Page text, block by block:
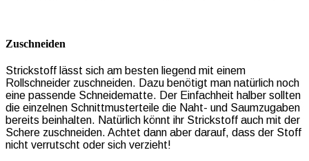
Zuschneiden
Strickstoff lässt sich am besten liegend mit einem
Rollschneider zuschneiden. Dazu benötigt man natürlich noch
eine passende Schneidematte. Der Einfachheit halber sollten
die einzelnen Schnittmusterteile die Naht- und Saumzugaben
bereits beinhalten. Natürlich könnt ihr Strickstoff auch mit der
Schere zuschneiden. Achtet dann aber darauf, dass der Stoff
nicht verrutscht oder sich verzieht!